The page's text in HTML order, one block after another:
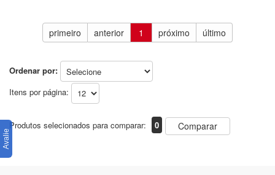
primeiro anterior 1 próximo último
Ordenar por:
Itens por página:
Produtos selecionados para comparar: 0 Comparar